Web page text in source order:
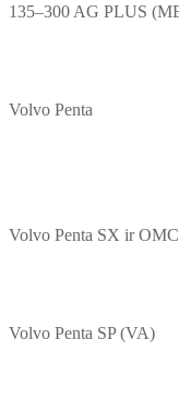
135–300 AG PLUS
Volvo Penta
Volvo Penta SX ir
Volvo Penta SP (VA)